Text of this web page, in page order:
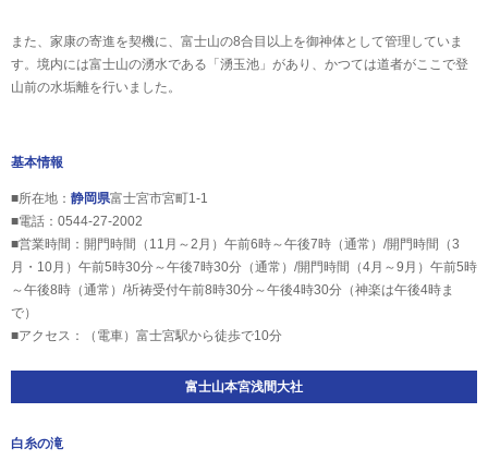
また、家康の寄進を契機に、富士山の8合目以上を御神体として管理していま
す。境内には富士山の湧水である「湧玉池」があり、かつては道者がここで登
山前の水垢離を行いました。
基本情報
■所在地： 静岡県富士宮市宮町1-1
■電話：0544-27-2002
■営業時間：開門時間（11月～2月）午前6時～午後7時（通常）/開門時間（3
月・10月）午前5時30分～午後7時30分（通常）/開門時間（4月～9月）午前5時
～午後8時（通常）/祈祷受付午前8時30分～午後4時30分（神楽は午後4時ま
で）
■アクセス：（電車）富士宮駅から徒歩で10分
富士山本宮浅間大社
白糸の滝